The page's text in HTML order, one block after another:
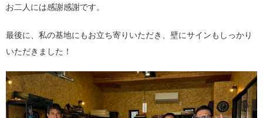
お二人には感謝感謝です。
最後に、私の基地にもお立ち寄りいただき、壁にサインもしっかり
いただきました！